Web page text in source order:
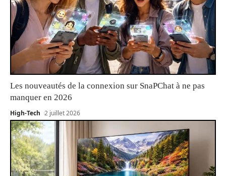
Les nouveautés de la connexion sur SnaPChat à ne pas
manquer en 2026
High-Tech 2 juillet 2026